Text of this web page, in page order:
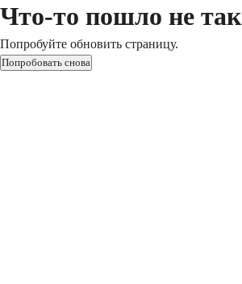
Что-то пошло не так
Попробуйте обновить страницу.
Попробовать снова